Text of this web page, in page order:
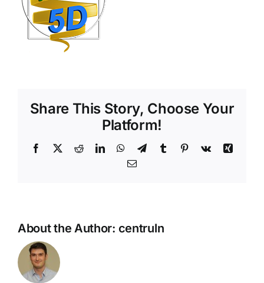
Tratamente naturale
Share This Story, Choose Your
Platform!
Facebook
X RedditLinkedInWhatsApp
TelegramTumblr Pinterest
Vk
Xing
Email
About the Author: centruln